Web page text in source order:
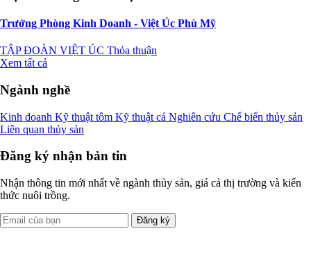
Trưởng Phòng Kinh Doanh - Việt Úc Phù Mỹ
TẬP ĐOÀN VIỆT ÚC Thỏa thuận
Xem tất cả
Ngành nghề
Kinh doanh Kỹ thuật tôm Kỹ thuật cá Nghiên cứu Chế biến thủy sản
Liên quan thủy sản
Đăng ký nhận bản tin
Nhận thông tin mới nhất về ngành thủy sản, giá cả thị trường và kiến
thức nuôi trồng.
Đăng ký